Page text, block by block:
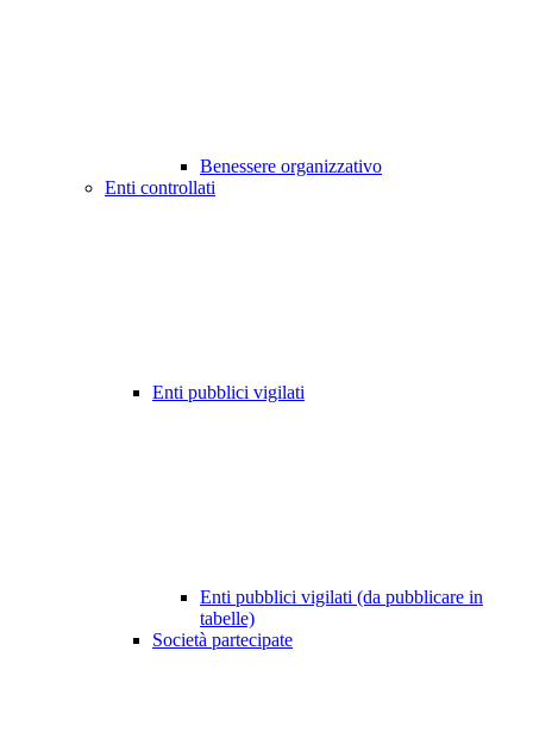
Benessere organizzativo
Enti controllati
Enti pubblici vigilati
Enti pubblici vigilati (da pubblicare in
tabelle)
Società partecipate